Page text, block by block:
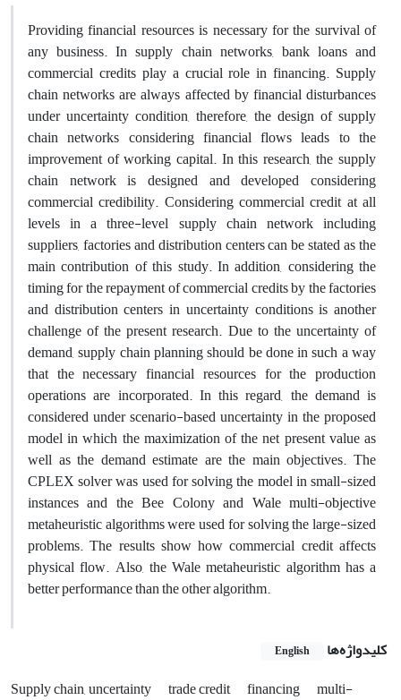
Providing financial resources is necessary for the survival of
any business. In supply chain networks, bank loans and
commercial credits play a crucial role in financing. Supply
chain networks are always affected by financial disturbances
under uncertainty condition, therefore, the design of supply
chain networks considering financial flows leads to the
improvement of working capital. In this research, the supply
chain network is designed and developed considering
commercial credibility. Considering commercial credit at all
levels in a three-level supply chain network including
suppliers, factories and distribution centers can be stated as the
main contribution of this study. In addition, considering the
timing for the repayment of commercial credits by the factories
and distribution centers in uncertainty conditions is another
challenge of the present research. Due to the uncertainty of
demand, supply chain planning should be done in such a way
that the necessary financial resources for the production
operations are incorporated. In this regard, the demand is
considered under scenario-based uncertainty in the proposed
model in which the maximization of the net present value as
well as the demand estimate are the main objectives. The
CPLEX solver was used for solving the model in small-sized
instances and the Bee Colony and Wale multi-objective
metaheuristic algorithms were used for solving the large-sized
problems. The results show how commercial credit affects
physical flow. Also, the Wale metaheuristic algorithm has a
better performance than the other algorithm.
کلیدواژه‌ها English
Supply chain, uncertainty trade credit financing
multi-